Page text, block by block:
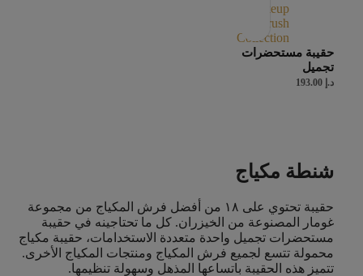
حقيبة مستحضرات
تجميل
د.إ
شنطة مكياج
حقيبة تحتوي على ١٨ من أفضل فرش المكياج من مجموعة
غومار المصنوعة من الخيزران. كل ما تحتاجينه في حقيبة
مستحضرات تجميل واحدة متعددة الاستخدامات، حقيبة مكياج
محمولة تتسع لجميع فرش المكياج ومنتجات المكياج الأخرى.
تتميز هذه الحقيبة باتساعها المذهل وسهولة تنظيمها.